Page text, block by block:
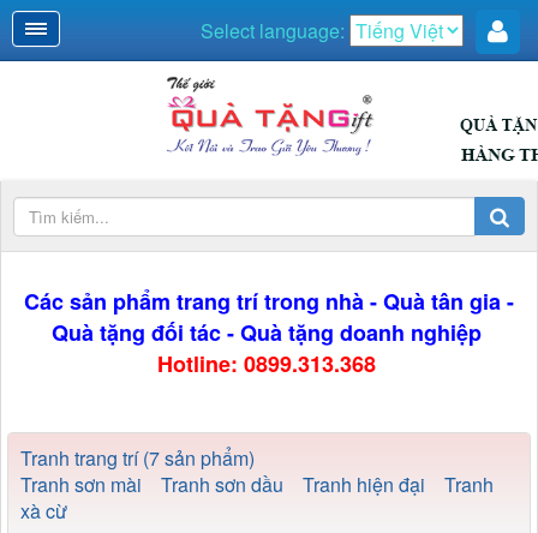
Select language:
Các sản phẩm trang trí trong nhà - Quà tân gia -
Quà tặng đối tác - Quà tặng doanh nghiệp
Hotline: 0899.313.368
Tranh trang trí (7 sản phẩm)
Tranh sơn mài
Tranh sơn dầu Tranh hiện đại
Tranh
xà cừ